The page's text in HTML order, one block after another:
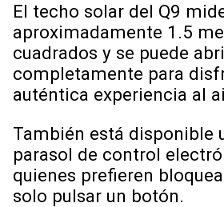
El techo solar del Q9
aproximadamente 1.5
cuadrados y se puede
completamente para
auténtica experiencia al
También está disponible
parasol de control
quienes prefieren
solo pulsar un botón.